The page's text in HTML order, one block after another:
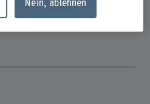
Nein, ablehnen